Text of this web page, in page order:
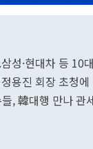
성·현대차 등 10
용진 회장 초청에
, 韓대행 만나 관